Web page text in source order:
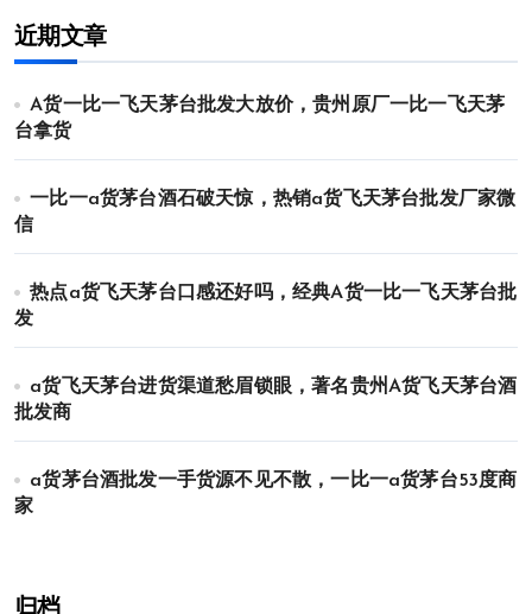
近期文章
A货一比一飞天茅台批发大放价，贵州原厂一比一飞天茅
台拿货
一比一a货茅台酒石破天惊，热销a货飞天茅台批发厂家微
信
热点a货飞天茅台口感还好吗，经典A货一比一飞天茅台批
发
a货飞天茅台进货渠道愁眉锁眼，著名贵州A货飞天茅台酒
批发商
a货茅台酒批发一手货源不见不散，一比一a货茅台53度商
家
归档